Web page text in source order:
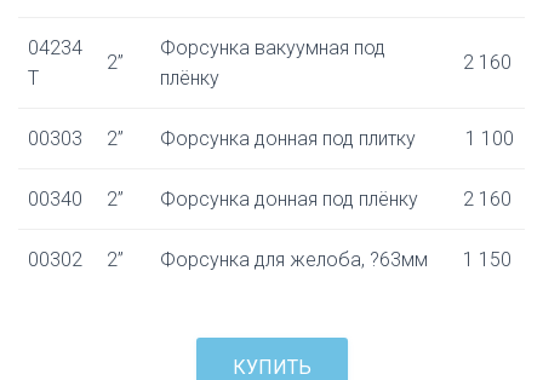
04234
Т
2”
Форсунка вакуумная под
плёнку
2 160
00303 2” Форсунка донная под плитку 1 100
00340 2” Форсунка донная под плёнку 2 160
00302 2” Форсунка для желоба, ?63мм 1 150
КУПИТЬ